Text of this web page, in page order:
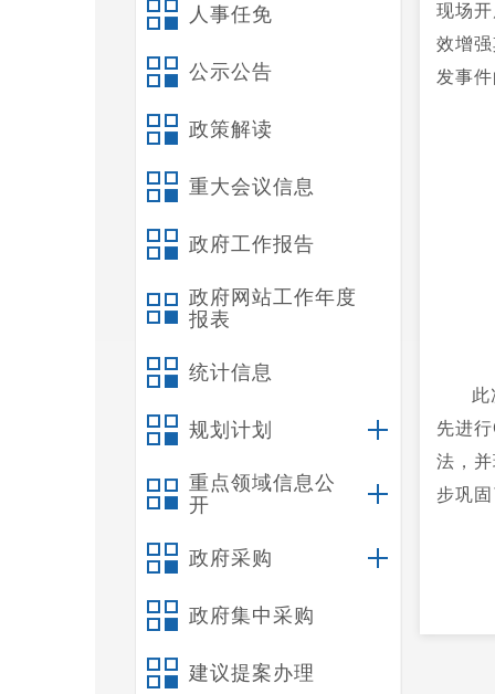
人事任免
公示公告
政策解读
重大会议信息
政府工作报告
政府网站工作年度
报表
统计信息
规划计划
重点领域信息公
开
政府采购
政府集中采购
建议提案办理
现场
效增
发事
此
先进
法，
步巩